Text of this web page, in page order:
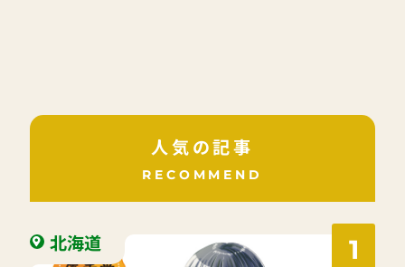
人気の記事
RECOMMEND
1
北海道